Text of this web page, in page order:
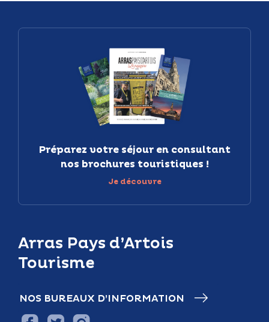
Arras Pays d’Artois
Tourisme
NOS BUREAUX D’INFORMATION
Préparez votre séjour en consultant
nos brochures touristiques !
Je découvre